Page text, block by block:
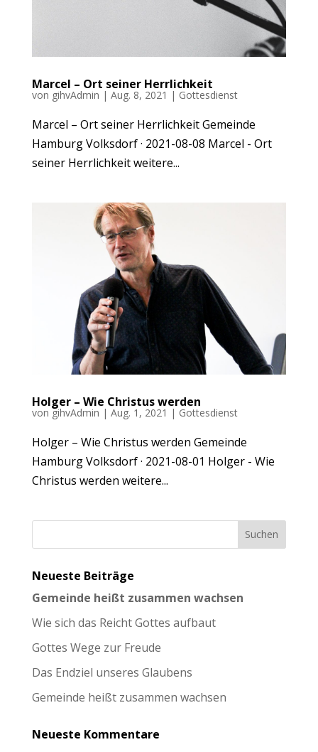
Marcel – Ort seiner Herrlichkeit
von gihvAdmin | Aug. 8, 2021 | Gottesdienst
Marcel – Ort seiner Herrlichkeit Gemeinde
Hamburg Volksdorf · 2021-08-08 Marcel - Ort
seiner Herrlichkeit weitere...
Holger – Wie Christus werden
von gihvAdmin | Aug. 1, 2021 | Gottesdienst
Holger – Wie Christus werden Gemeinde
Hamburg Volksdorf · 2021-08-01 Holger - Wie
Christus werden weitere...
Neueste Beiträge
Gemeinde heißt zusammen wachsen
Wie sich das Reicht Gottes aufbaut
Gottes Wege zur Freude
Das Endziel unseres Glaubens
Gemeinde heißt zusammen wachsen
Neueste Kommentare